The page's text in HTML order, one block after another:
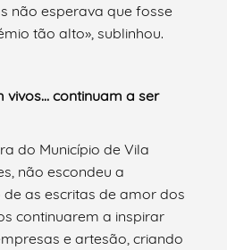
não esperava que fosse
tão alto», sublinhou.
vivos… continuam a ser
do Município de Vila
não escondeu a
as escritas de amor dos
continuarem a inspirar
e artesão, criando